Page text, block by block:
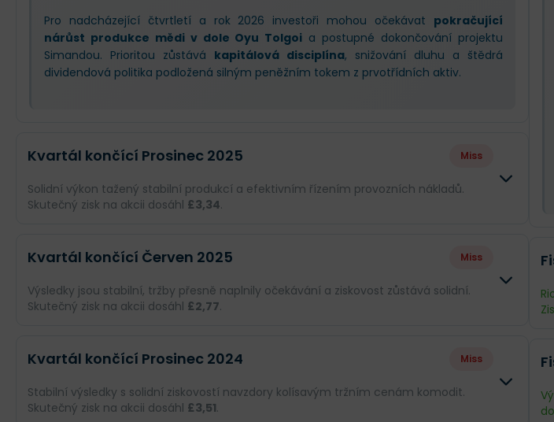
Pro nadcházející čtvrtletí a rok 2026 investoři mohou očekávat pokračující
nárůst produkce mědi v dole Oyu Tolgoi a postupné dokončování projektu
Simandou. Prioritou zůstává kapitálová disciplína, snižování dluhu a štědrá
dividendová politika podložená silným peněžním tokem z prvotřídních aktiv.
Kvartál končící Prosinec 2025 Miss
Solidní výkon tažený stabilní produkcí a efektivním řízením provozních nákladů.
Skutečný zisk na akcii dosáhl £3,34.
Příjmy --
Co se stalo a co očekávat dál
Kvartál končící Červen 2025 Miss
Výsledky jsou stabilní, tržby přesně naplnily očekávání a ziskovost zůstává solidní.
Skutečný zisk na akcii dosáhl £2,77.
Příjmy --
Kvartál končící Prosinec 2024 Miss
Stabilní výsledky s solidní ziskovostí navzdory kolísavým tržním cenám komodit.
Skutečný zisk na akcii dosáhl £3,51.